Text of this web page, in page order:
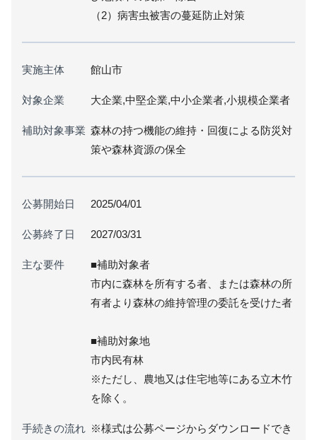
（2）病害虫被害の蔓延防止対策
実施主体 館山市
対象企業 大企業,中堅企業,中小企業者,小規模企業者
補助対象事業 森林の持つ機能の維持・回復による防災対
策や森林資源の保全
公募開始日 2025/04/01
公募終了日 2027/03/31
主な要件
■補助対象者
市内に森林を所有する者、または森林の所
有者より森林の維持管理の委託を受けた者
■補助対象地
市内民有林
※ただし、農地又は住宅地等にある立木竹
を除く。
手続きの流れ ※様式は公募ページからダウンロードでき